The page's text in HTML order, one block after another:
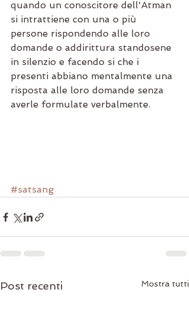
quando un conoscitore dell'Atman
si intrattiene con una o più
persone rispondendo alle loro
domande o addirittura standosene
in silenzio e facendo si che i
presenti abbiano mentalmente una
risposta alle loro domande senza
averle formulate verbalmente.
#satsang
Post recenti Mostra tutti